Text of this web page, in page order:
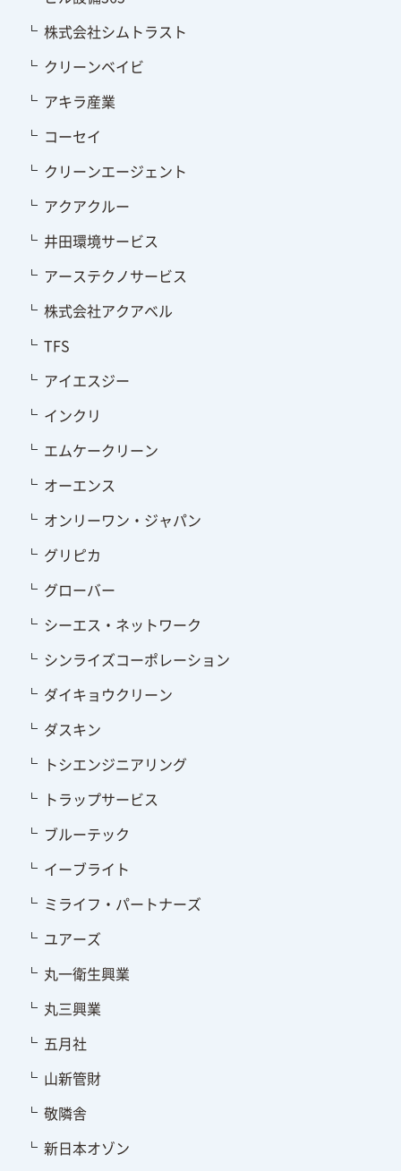
株式会社シムトラスト
クリーンベイビ
アキラ産業
コーセイ
クリーンエージェント
アクアクルー
井田環境サービス
アーステクノサービス
株式会社アクアベル
TFS
アイエスジー
インクリ
エムケークリーン
オーエンス
オンリーワン・ジャパン
グリピカ
グローバー
シーエス・ネットワーク
シンライズコーポレーション
ダイキョウクリーン
ダスキン
トシエンジニアリング
トラップサービス
ブルーテック
イーブライト
ミライフ・パートナーズ
ユアーズ
丸一衛生興業
丸三興業
五月社
山新管財
敬隣舎
新日本オゾン